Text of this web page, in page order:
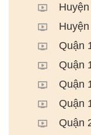
Quận
Quận
Quận
Quận
Quận